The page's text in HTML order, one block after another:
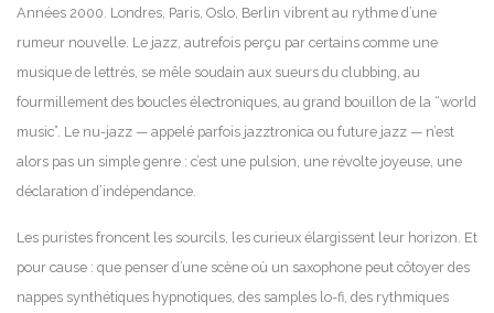
Années 2000. Londres, Paris, Oslo, Berlin vibrent au rythme d’une
rumeur nouvelle. Le jazz, autrefois perçu par certains comme une
musique de lettrés, se mêle soudain aux sueurs du clubbing, au
fourmillement des boucles électroniques, au grand bouillon de la “world
music”. Le nu-jazz — appelé parfois jazztronica ou future jazz — n’est
alors pas un simple genre : c’est une pulsion, une révolte joyeuse, une
déclaration d’indépendance.
Les puristes froncent les sourcils, les curieux élargissent leur horizon. Et
pour cause : que penser d’une scène où un saxophone peut côtoyer des
nappes synthétiques hypnotiques, des samples lo-fi, des rythmiques